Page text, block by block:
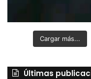
Cargar más...
Últimas